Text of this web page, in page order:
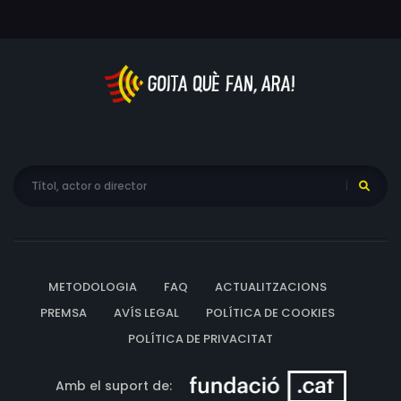
els acceptin els companys.
METODOLOGIA FAQ
ACTUALITZACIONS
PREMSA
AVÍS LEGAL
POLÍTICA DE COOKIES
POLÍTICA DE PRIVACITAT
Amb el suport de: